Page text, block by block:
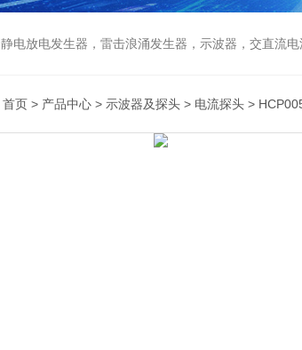
静电放电发生器，雷击浪涌发生器，示波器，交直流电源，
首页 > 产品中心 > 示波器及探头 > 电流探头 >